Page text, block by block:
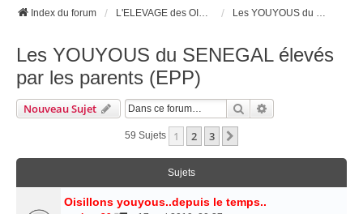
Index du forum
Les YOUYOUS du SENEGAL élevés
par les parents (EPP)
Nouveau Sujet Rechercher
59 Sujets 1 2 3
Sujets
Oisillons youyous..depuis le temps..